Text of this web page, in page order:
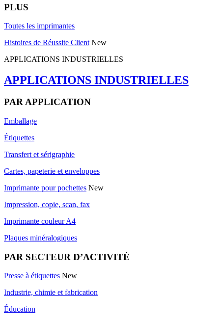
PLUS
Toutes les imprimantes
Histoires de Réussite Client New
APPLICATIONS INDUSTRIELLES
APPLICATIONS INDUSTRIELLES
PAR APPLICATION
Emballage
Étiquettes
Transfert et sérigraphie
Cartes, papeterie et enveloppes
Imprimante pour pochettes New
Impression, copie, scan, fax
Imprimante couleur A4
Plaques minéralogiques
PAR SECTEUR D’ACTIVITÉ
Presse à étiquettes New
Industrie, chimie et fabrication
Éducation